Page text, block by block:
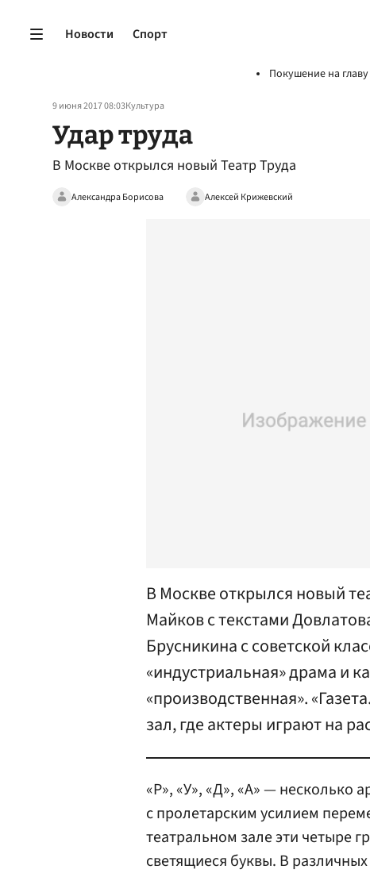
Новости Спорт
Покушение на
9 июня 2017 08:03Культура
Удар труда
В Москве открылся новый Театр Труда
Александра Борисова Алексей Крижевский
В Москве открылся новый
Майков с текстами
Брусникина с советской
«индустриальная» драма и
«производственная».
зал, где актеры играют на
«Р», «У», «Д», «А» — несколько
с пролетарским усилием
театральном зале эти четыре
светящиеся буквы. В